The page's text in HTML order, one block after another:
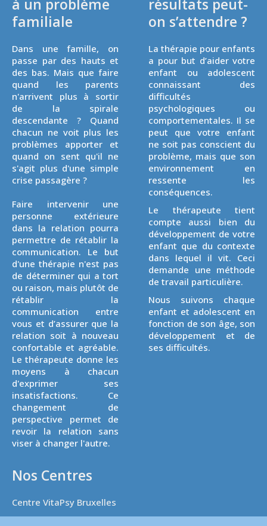
à un problème
familiale
Dans une famille, on
passe par des hauts et
des bas. Mais que faire
quand les parents
n'arrivent plus à sortir
de la spirale
descendante ? Quand
chacun ne voit plus les
problèmes apporter et
quand on sent qu'il ne
s'agit plus d'une simple
crise passagère ?
Faire intervenir une
personne extérieure
dans la relation pourra
permettre de rétablir la
communication. Le but
d'une thérapie n'est pas
de déterminer qui a tort
ou raison, mais plutôt de
rétablir la
communication entre
vous et d’assurer que la
relation soit à nouveau
confortable et agréable.
Le thérapeute donne les
moyens à chacun
d'exprimer ses
insatisfactions. Ce
changement de
perspective permet de
revoir la relation sans
viser à changer l'autre.
résultats peut-
on s’attendre ?
La thérapie pour enfants
a pour but d’aider votre
enfant ou adolescent
connaissant des
difficultés
psychologiques ou
comportementales. Il se
peut que votre enfant
ne soit pas conscient du
problème, mais que son
environnement en
ressente les
conséquences.
Le thérapeute tient
compte aussi bien du
développement de votre
enfant que du contexte
dans lequel il vit. Ceci
demande une méthode
de travail particulière.
Nous suivons chaque
enfant et adolescent en
fonction de son âge, son
développement et de
ses difficultés.
Nos Centres
Centre VitaPsy Bruxelles